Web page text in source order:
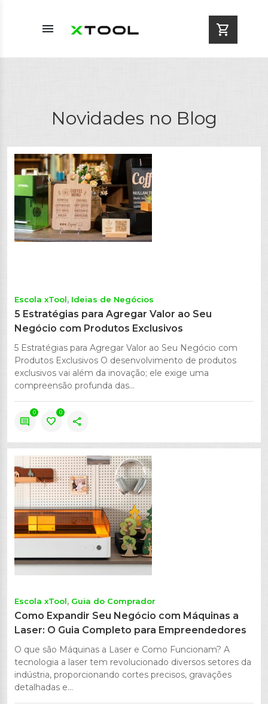
menu shopping_cart
Novidades no Blog
Escola xTool Ideias de Negócios
5 Estratégias para Agregar Valor ao Seu
Negócio com Produtos Exclusivos
5 Estratégias para Agregar Valor ao Seu Negócio com
Produtos Exclusivos O desenvolvimento de produtos
exclusivos vai além da inovação; ele exige uma
compreensão profunda das...
comment
0
favorite
0
share
Escola xTool Guia do Comprador
Como Expandir Seu Negócio com Máquinas a
Laser: O Guia Completo para Empreendedores
O que são Máquinas a Laser e Como Funcionam? A
tecnologia a laser tem revolucionado diversos setores da
indústria, proporcionando cortes precisos, gravações
detalhadas e...